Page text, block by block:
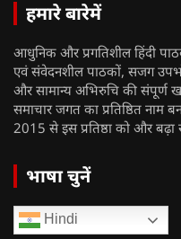
हमारे बारेमें
आधुनिक और प्रगतिशील हिंदी
एवं संवेदनशील पाठकों, सजग
और सामान्य अभिरुचि की संपूर्ण
समाचार जगत का प्रतिष्ठित नाम
2015 से इस प्रतिष्ठा को और बढ़ा
भाषा चुनें
Hindi